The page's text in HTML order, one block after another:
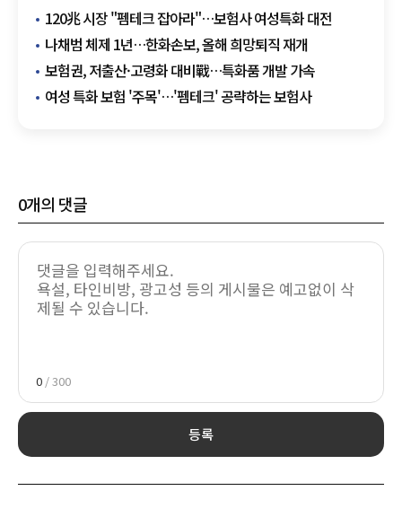
120兆 시장 "펨테크 잡아라"…보험사 여성특화 대전
나채범 체제 1년…한화손보, 올해 희망퇴직 재개
보험권, 저출산·고령화 대비戰…특화품 개발 가속
여성 특화 보험 '주목'…'펨테크' 공략하는 보험사
0개의 댓글
0 / 300
등록